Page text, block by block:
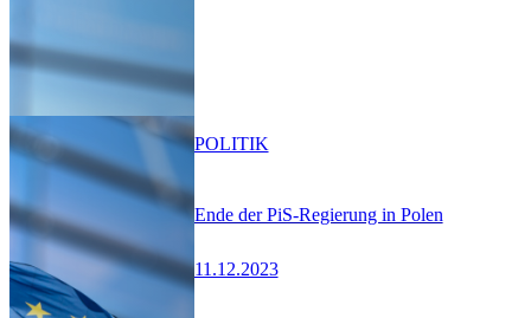
Ende der PiS-Regierung in Polen
11.12.2023
POLITIK